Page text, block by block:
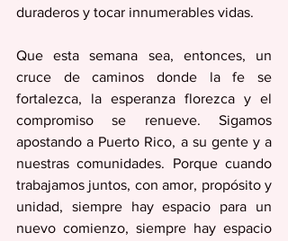
duraderos y tocar innumerables vidas.
Que esta semana sea, entonces, un
cruce de caminos donde la fe se
fortalezca, la esperanza florezca y el
compromiso se renueve. Sigamos
apostando a Puerto Rico, a su gente y a
nuestras comunidades. Porque cuando
trabajamos juntos, con amor, propósito y
unidad, siempre hay espacio para un
nuevo comienzo, siempre hay espacio